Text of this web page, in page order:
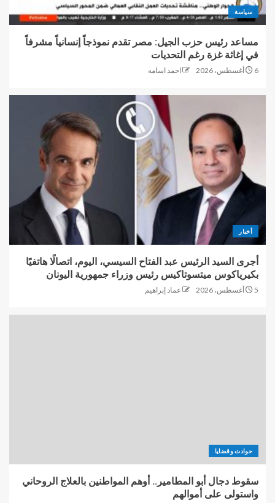
سياسة
مساعد رئيس حزب الجيل: مصر تقدم نموذجاً إنسانياً مشرفاً
في إغاثة غزة رغم التحديات
6 أغسطس، 2026 احمد اسامه
أخبار
أجرى السيد الرئيس عبد الفتاح السيسي، اليوم، اتصالًا هاتفيًا
بكيرياكوس ميتسوتاكيس رئيس وزراء جمهورية اليونان
5 أغسطس، 2026 عماد إبراهيم
حوادث وقضايا
سقوط دجال أبو المطامير.. أوهم المواطنين بالعلاج الروحاني
واستولى على أموالهم